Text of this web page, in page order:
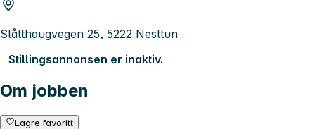
Slåtthaugvegen 25, 5222 Nesttun
Stillingsannonsen er inaktiv.
Om jobben
Lagre favoritt